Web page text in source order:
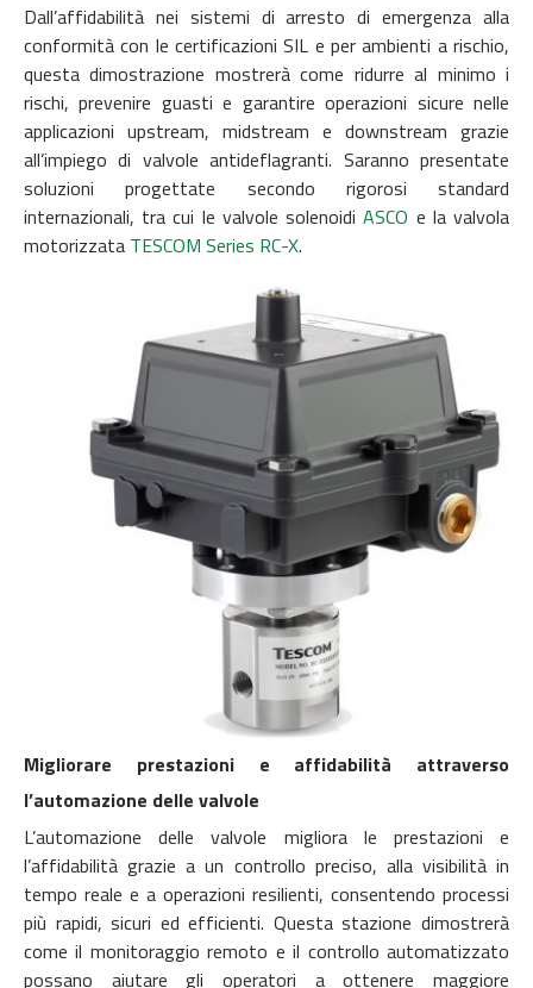
Dall’affidabilità nei sistemi di arresto di emergenza alla
conformità con le certificazioni SIL e per ambienti a rischio,
questa dimostrazione mostrerà come ridurre al minimo i
rischi, prevenire guasti e garantire operazioni sicure nelle
applicazioni upstream, midstream e downstream grazie
all’impiego di valvole antideflagranti. Saranno presentate
soluzioni progettate secondo rigorosi standard
internazionali, tra cui le valvole solenoidiASCO e la valvola
motorizzata TESCOM Series RC-X.
Migliorare prestazioni e affidabilità attraverso
l’automazione delle valvole
L’automazione delle valvole migliora le prestazioni e
l’affidabilità grazie a un controllo preciso, alla visibilità in
tempo reale e a operazioni resilienti, consentendo processi
più rapidi, sicuri ed efficienti. Questa stazione dimostrerà
come il monitoraggio remoto e il controllo automatizzato
possano aiutare gli operatori a ottenere maggiore